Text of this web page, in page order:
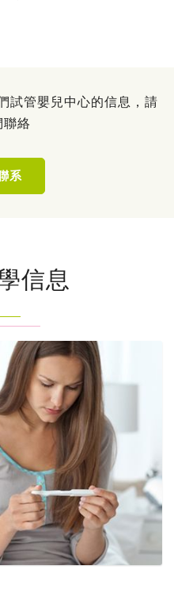
試管嬰兒中心的信息，請
聯絡
系
信息